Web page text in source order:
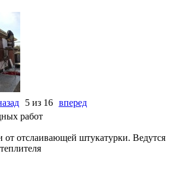
5 из 16
вперед
работ
от отслаивающей штукатурки. Ведутся